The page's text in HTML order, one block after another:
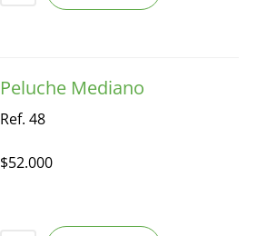
Peluche Mediano
Ref. 48
$52.000